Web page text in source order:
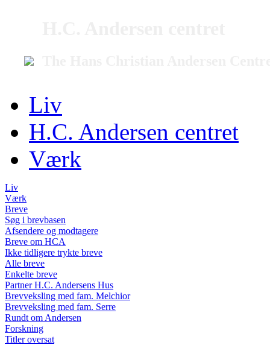
Liv
H.C. Andersen centret
Værk
Liv
Værk
Breve
Søg i brevbasen
Afsendere og modtagere
Breve om HCA
Ikke tidligere trykte breve
Alle breve
Enkelte breve
Partner H.C. Andersens Hus
Brevveksling med fam. Melchior
Brevveksling med fam. Serre
Rundt om Andersen
Forskning
Titler oversat